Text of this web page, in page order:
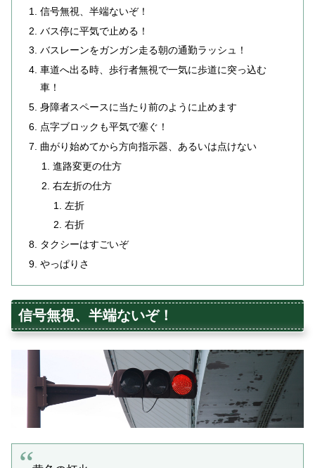
信号無視、半端ないぞ！
バス停に平気で止める！
バスレーンをガンガン走る朝の通勤ラッシュ！
車道へ出る時、歩行者無視で一気に歩道に突っ込む
車！
身障者スペースに当たり前のように止めます
点字ブロックも平気で塞ぐ！
曲がり始めてから方向指示器、あるいは点けない
進路変更の仕方
右左折の仕方
左折
右折
タクシーはすごいぞ
やっぱりさ
信号無視、半端ないぞ！